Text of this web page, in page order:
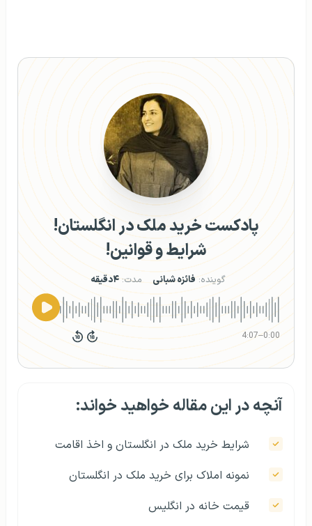
پادکست خرید ملک در انگلستان!
شرایط و قوانین!
گوینده: فائزه شبانی مدت:۴دقیقه
0:00
–
4:07
آنچه در این مقاله خواهید خواند:
شرایط خرید ملک در انگلستان و اخذ اقامت
نمونه املاک برای خرید ملک در انگلستان
قیمت خانه در انگلیس